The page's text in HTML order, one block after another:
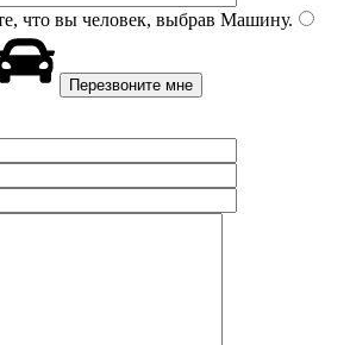
что вы человек, выбрав Машину.